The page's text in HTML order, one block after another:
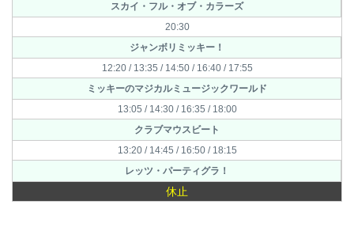
スカイ・フル・オブ・カラーズ
20:30
ジャンボリミッキー！
12:20 / 13:35 / 14:50 / 16:40 / 17:55
ミッキーのマジカルミュージックワールド
13:05 / 14:30 / 16:35 / 18:00
クラブマウスビート
13:20 / 14:45 / 16:50 / 18:15
レッツ・パーティグラ！
休止